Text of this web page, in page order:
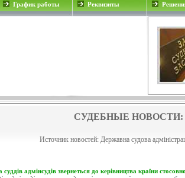
График работы Реквизиты
СУДЕБНЫЕ НОВОСТИ:
Источник новостей: Державна судова
суддів адмінсудів звернеться до керівництва країни